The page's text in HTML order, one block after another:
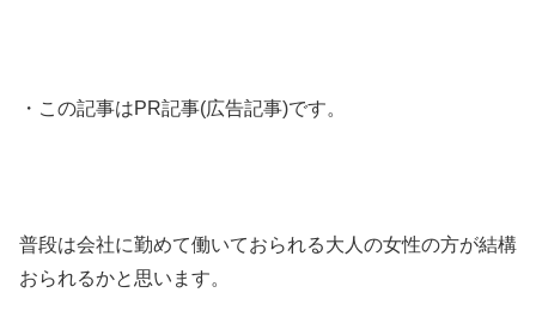
・この記事はPR記事(広告記事)です。
普段は会社に勤めて働いておられる大人の女性の方が結構
おられるかと思います。